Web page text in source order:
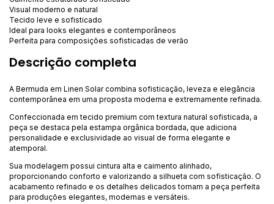
Visual moderno e natural
Tecido leve e sofisticado
Ideal para looks elegantes e contemporâneos
Perfeita para composições sofisticadas de verão
Descrição completa
A Bermuda em Linen Solar combina sofisticação, leveza e elegância
contemporânea em uma proposta moderna e extremamente refinada.
Confeccionada em tecido premium com textura natural sofisticada, a
peça se destaca pela estampa orgânica bordada, que adiciona
personalidade e exclusividade ao visual de forma elegante e
atemporal.
Sua modelagem possui cintura alta e caimento alinhado,
proporcionando conforto e valorizando a silhueta com sofisticação. O
acabamento refinado e os detalhes delicados tornam a peça perfeita
para produções elegantes, modernas e versáteis.